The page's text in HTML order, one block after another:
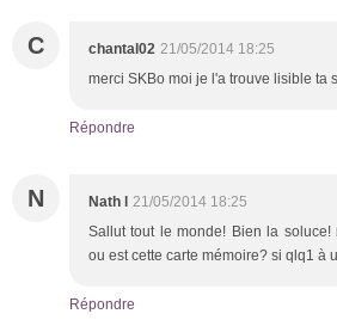
C chantal02 21/05/2014 18:25
merci SKBo moi je l'a trouve lisible ta
Répondre
N Nath l 21/05/2014 18:25
Sallut tout le monde! Bien la
ou est cette carte mémoire? si qlq1 à
Répondre